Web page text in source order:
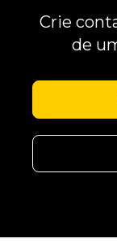
Crie
de